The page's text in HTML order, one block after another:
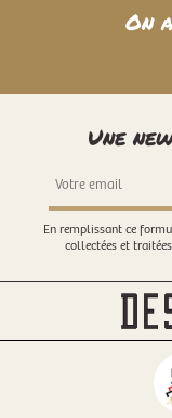
On
Une
En remplissant ce
collectées et